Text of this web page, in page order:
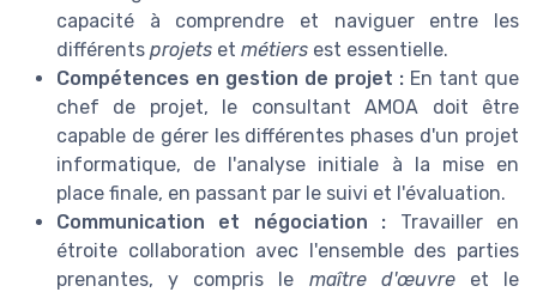
capacité à comprendre et naviguer entre les
différents projets et métiers est essentielle.
Compétences en gestion de projet : En tant que
chef de projet, le consultant AMOA doit être
capable de gérer les différentes phases d'un projet
informatique, de l'analyse initiale à la mise en
place finale, en passant par le suivi et l'évaluation.
Communication et négociation : Travailler en
étroite collaboration avec l'ensemble des parties
prenantes, y compris le maître d'œuvreet le